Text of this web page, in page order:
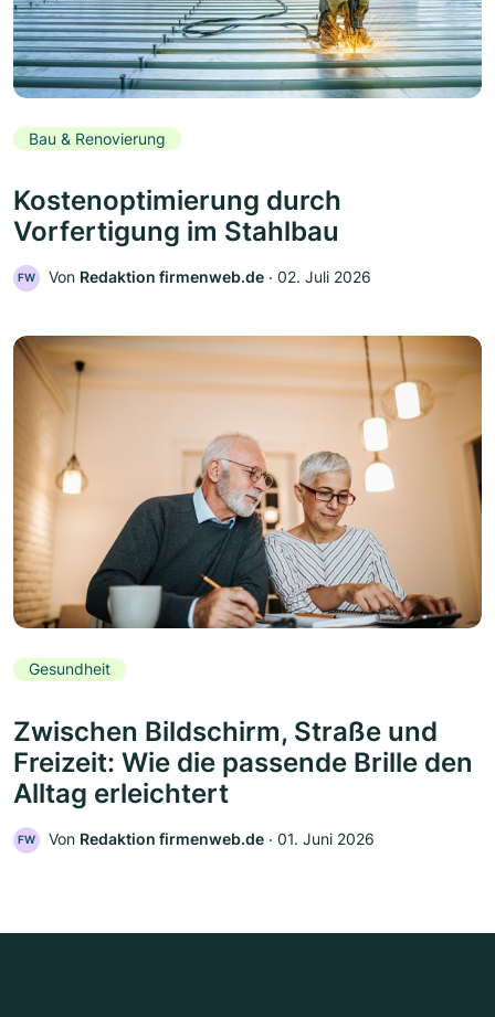
Bau & Renovierung
Kostenoptimierung durch
Vorfertigung im Stahlbau
FW Von Redaktion firmenweb.de ‧ 02. Juli 2026
Gesundheit
Zwischen Bildschirm, Straße und
Freizeit: Wie die passende Brille den
Alltag erleichtert
FW Von Redaktion firmenweb.de ‧ 01. Juni 2026